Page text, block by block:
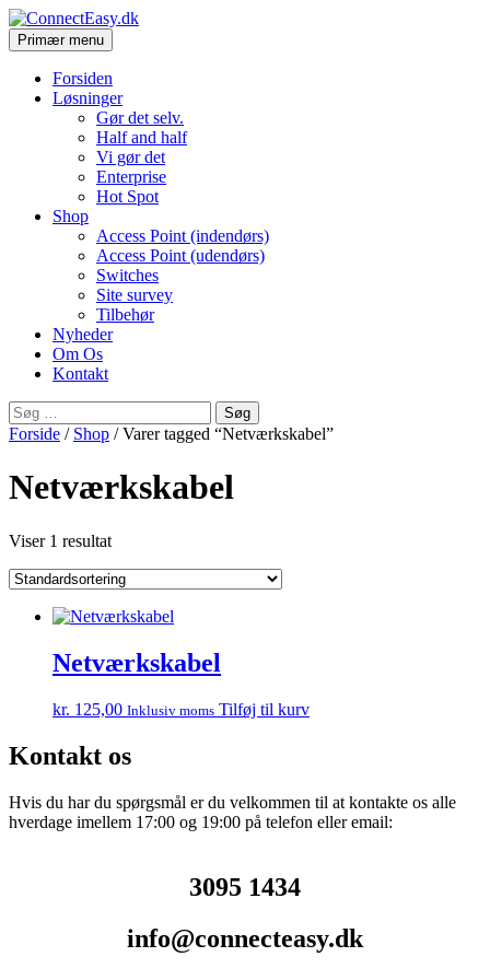
ConnectEasy.dk
SøgPrimær menu Hop
til
Forsiden
Løsninger
Gør det selv.
Half and half
Vi gør det
Enterprise
Hot Spot
Shop
Access Point (indendørs)
Access Point (udendørs)
Switches
Site survey
Tilbehør
Nyheder
Om Os
Kontakt
Søg
efter:
Forside / Shop / Varer tagged “Netværkskabel”
Netværkskabel
Viser 1 resultat
Netværkskabel
kr. 125,00 Inklusiv moms Tilføj til kurv
Kontakt os
Hvis du har du spørgsmål er du velkommen til at kontakte os alle
hverdage imellem 17:00 og 19:00 på telefon eller email:
3095 1434
info@connecteasy.dk